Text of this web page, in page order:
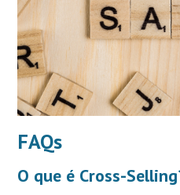
FAQs
O que é Cross-